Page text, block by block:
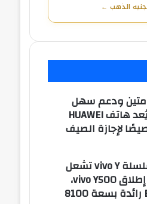
الذهب ←
ودعم سهل
لتطبيقات جوجل: لماذا يُعد هاتف HUAWEI
أكبر بطارية في تاريخ سلسلة vivo Y تشعل
المنافسة في مصر مع إطلاق vivo Y500،
المزود ببطارية BlueVolt رائدة بسعة 8100